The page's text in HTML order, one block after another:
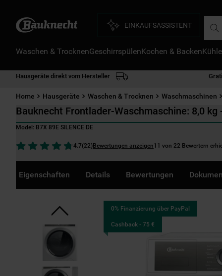
EINKAUFSASSISTENT
Waschen & TrocknenGeschirrspülenKochen & Backen
Hausgeräte direkt vom Hersteller
Home Hausgeräte Waschen & Trocknen Waschmaschinen
Bauknecht Frontlader-Waschmaschine: 8,0 kg
Model: B7X 89E SILENCE DE
4.7(22)Bewertungen anzeigen11 von 22 Bewertern
Eigenschaften Details Bewertungen
0% Finanzierung über PayPal
Cashback - 75 €
3 .
4
8.